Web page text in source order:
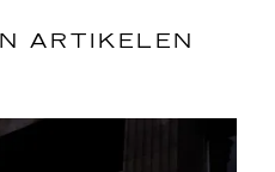
ARTIKELEN